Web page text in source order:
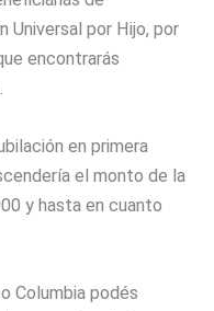
Universal por Hijo, por
encontrarás
en primera
el monto de la
y hasta en cuanto
Columbia podés